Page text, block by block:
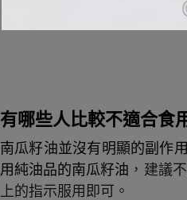
有哪些人比較不適合食
南瓜籽油並沒有明顯的副作
用純油品的南瓜籽油 ，建議
上的指示服用即可。